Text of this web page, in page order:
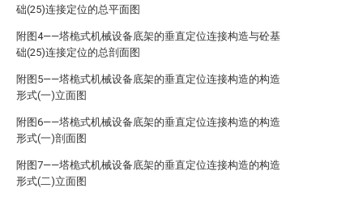
础(25)连接定位的总平面图
附图4——塔桅式机械设备底架的垂直定位连接构造与砼基
础(25)连接定位的总剖面图
附图5——塔桅式机械设备底架的垂直定位连接构造的构造
形式(一)立面图
附图6——塔桅式机械设备底架的垂直定位连接构造的构造
形式(一)剖面图
附图7——塔桅式机械设备底架的垂直定位连接构造的构造
形式(二)立面图